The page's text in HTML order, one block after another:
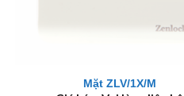
Mặt ZLV/1X/M